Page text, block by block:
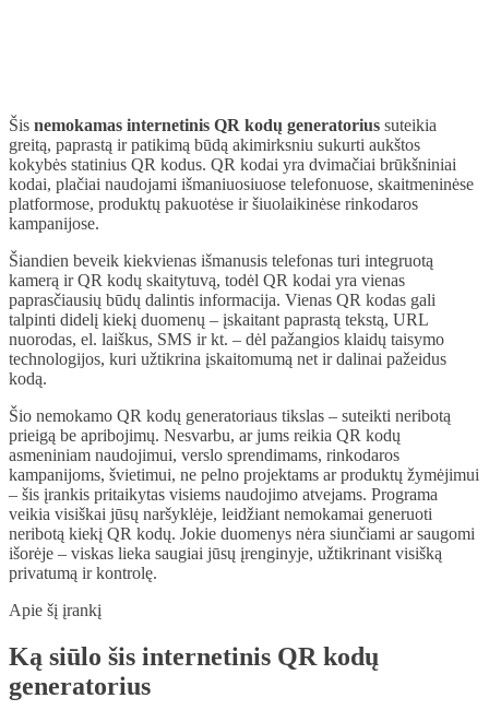
Šis nemokamas internetinis QR kodų generatorius suteikia
greitą, paprastą ir patikimą būdą akimirksniu sukurti aukštos
kokybės statinius QR kodus. QR kodai yra dvimačiai brūkšniniai
kodai, plačiai naudojami išmaniuosiuose telefonuose, skaitmeninėse
platformose, produktų pakuotėse ir šiuolaikinėse rinkodaros
kampanijose.
Šiandien beveik kiekvienas išmanusis telefonas turi integruotą
kamerą ir QR kodų skaitytuvą, todėl QR kodai yra vienas
paprasčiausių būdų dalintis informacija. Vienas QR kodas gali
talpinti didelį kiekį duomenų – įskaitant paprastą tekstą, URL
nuorodas, el. laiškus, SMS ir kt. – dėl pažangios klaidų taisymo
technologijos, kuri užtikrina įskaitomumą net ir dalinai pažeidus
kodą.
Šio nemokamo QR kodų generatoriaus tikslas – suteikti neribotą
prieigą be apribojimų. Nesvarbu, ar jums reikia QR kodų
asmeniniam naudojimui, verslo sprendimams, rinkodaros
kampanijoms, švietimui, ne pelno projektams ar produktų žymėjimui
– šis įrankis pritaikytas visiems naudojimo atvejams. Programa
veikia visiškai jūsų naršyklėje, leidžiant nemokamai generuoti
neribotą kiekį QR kodų. Jokie duomenys nėra siunčiami ar saugomi
išorėje – viskas lieka saugiai jūsų įrenginyje, užtikrinant visišką
privatumą ir kontrolę.
Apie šį įrankį
Ką siūlo šis internetinis QR kodų
generatorius